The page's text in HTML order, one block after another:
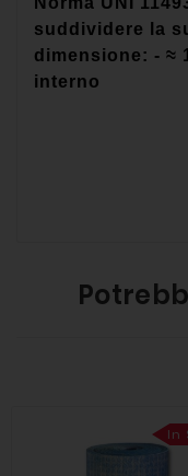
suddividere la
dimensione: - ≈
interno
In